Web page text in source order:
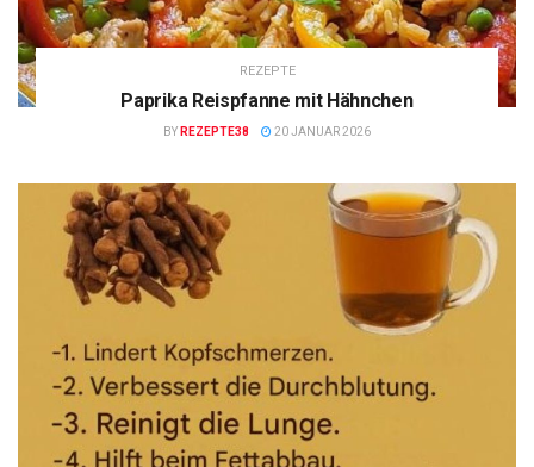
REZEPTE
Paprika Reispfanne mit Hähnchen
BY REZEPTE38 20 JANUAR 2026